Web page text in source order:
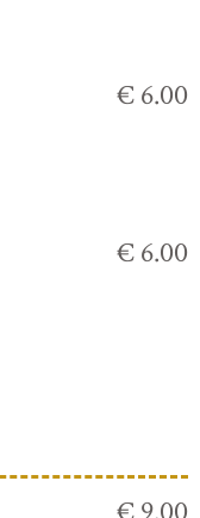
€ 6.00
€ 6.00